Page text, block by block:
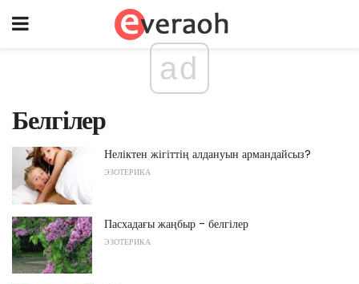
ad
Белгілер
Неліктен жігіттің алдануын армандайсыз?
ЭЗОТЕРИКА
Пасхадағы жаңбыр - белгілер
ЭЗОТЕРИКА